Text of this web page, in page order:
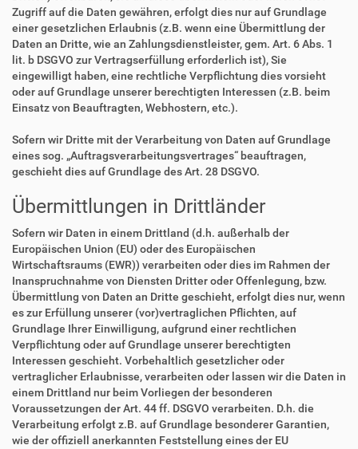
Zugriff auf die Daten gewähren, erfolgt dies nur auf Grundlage
einer gesetzlichen Erlaubnis (z.B. wenn eine Übermittlung der
Daten an Dritte, wie an Zahlungsdienstleister, gem. Art. 6 Abs. 1
lit. b DSGVO zur Vertragserfüllung erforderlich ist), Sie
eingewilligt haben, eine rechtliche Verpflichtung dies vorsieht
oder auf Grundlage unserer berechtigten Interessen (z.B. beim
Einsatz von Beauftragten, Webhostern, etc.).
Sofern wir Dritte mit der Verarbeitung von Daten auf Grundlage
eines sog. „Auftragsverarbeitungsvertrages“ beauftragen,
geschieht dies auf Grundlage des Art. 28 DSGVO.
Übermittlungen in Drittländer
Sofern wir Daten in einem Drittland (d.h. außerhalb der
Europäischen Union (EU) oder des Europäischen
Wirtschaftsraums (EWR)) verarbeiten oder dies im Rahmen der
Inanspruchnahme von Diensten Dritter oder Offenlegung, bzw.
Übermittlung von Daten an Dritte geschieht, erfolgt dies nur, wenn
es zur Erfüllung unserer (vor)vertraglichen Pflichten, auf
Grundlage Ihrer Einwilligung, aufgrund einer rechtlichen
Verpflichtung oder auf Grundlage unserer berechtigten
Interessen geschieht. Vorbehaltlich gesetzlicher oder
vertraglicher Erlaubnisse, verarbeiten oder lassen wir die Daten in
einem Drittland nur beim Vorliegen der besonderen
Voraussetzungen der Art. 44 ff. DSGVO verarbeiten. D.h. die
Verarbeitung erfolgt z.B. auf Grundlage besonderer Garantien,
wie der offiziell anerkannten Feststellung eines der EU